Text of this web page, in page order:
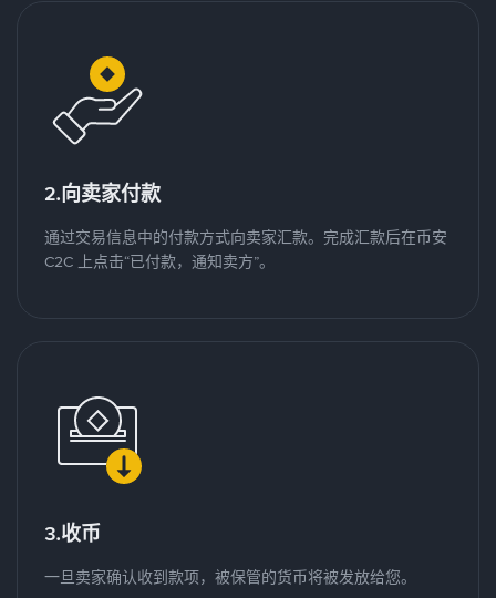
2.向卖家付款
通过交易信息中的付款方式向卖家汇款。完成汇款后在币安
C2C 上点击“已付款，通知卖方”。
3.收币
一旦卖家确认收到款项，被保管的货币将被发放给您。